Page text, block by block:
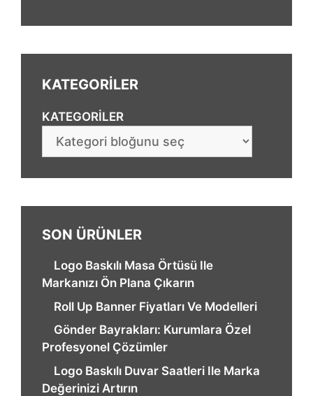
KATEGORİLER
KATEGORILER
SON ÜRÜNLER
Logo Baskılı Masa Örtüsü Ile
Markanızı Ön Plana Çıkarın
Roll Up Banner Fiyatları Ve Modelleri
Gönder Bayrakları: Kurumlara Özel
Profesyonel Çözümler
Logo Baskılı Duvar Saatleri Ile Marka
Değerinizi Artırın